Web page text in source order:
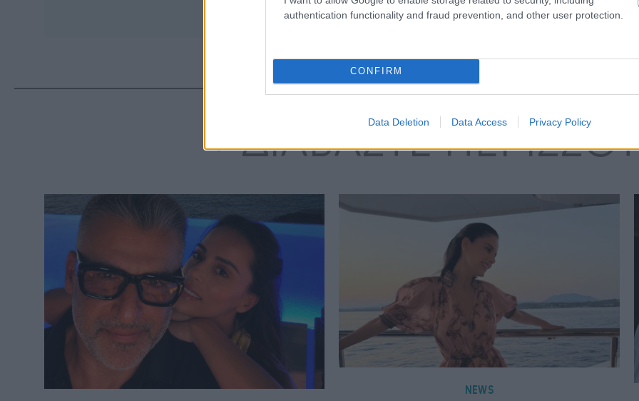
authentication functionality and fraud prevention, and other user protection.
CONFIRM
Data Deletion Data Access Privacy Policy
ΔΙΑΒΑΣΤΕ
NEWS